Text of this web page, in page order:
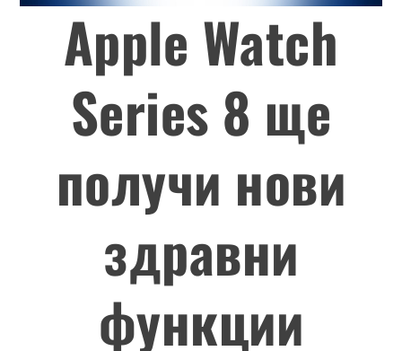
Apple Watch
Series 8 ще
получи нови
здравни
функции